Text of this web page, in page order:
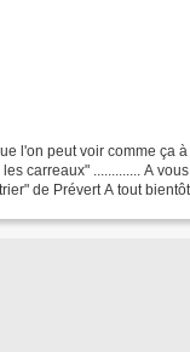
l'on peut voir comme ça
carreaux" ............. A
de Prévert A tout